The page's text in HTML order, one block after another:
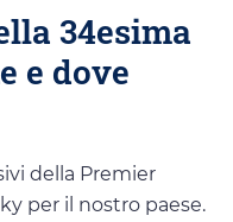
34esima
e dove
della Premier
per il nostro paese.